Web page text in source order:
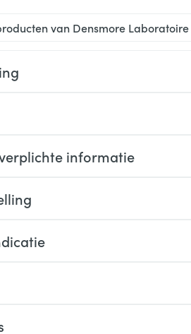
van Densmore Laboratoire
informatie